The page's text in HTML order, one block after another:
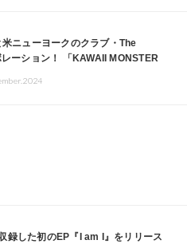
ニューヨークのクラブ・The
ーション！ 「KAWAII MONSTER
録した初のEP『I am I』をリリース